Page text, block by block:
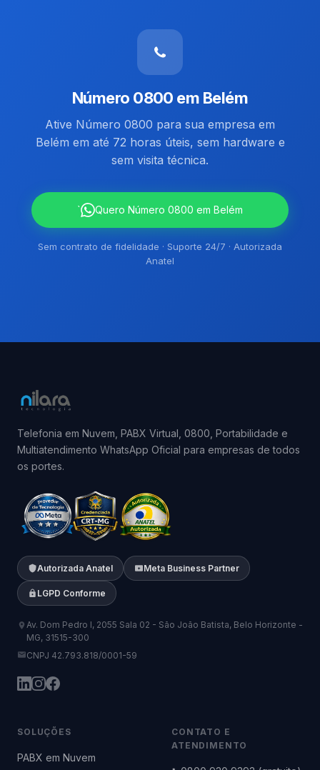
Número 0800 em Belém
Ative Número 0800 para sua empresa em
Belém em até 72 horas úteis, sem hardware e
sem visita técnica.
` Quero Número 0800 em Belém
Sem contrato de fidelidade · Suporte 24/7 · Autorizada
Anatel
Telefonia em Nuvem, PABX Virtual, 0800, Portabilidade e
Multiatendimento WhatsApp Oficial para empresas de todos
os portes.
Autorizada Anatel Meta Business Partner
LGPD Conforme
Av. Dom Pedro I, 2055 Sala 02 - São João Batista, Belo Horizonte -
MG, 31515-300
CNPJ 42.793.818/0001-59
SOLUÇÕES
PABX em Nuvem
CONTATO E
ATENDIMENTO